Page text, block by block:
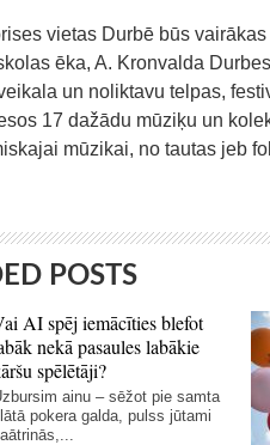
vietas Durbē būs
ēka, A. Kronvalda
un noliktavu telpas,
17 dažādu mūziķu un
mūzikai, no tautas jeb
POSTS
AI spēj iemācīties blefot
nekā pasaules labākie
spēlētāji?
ainu – sēžot pie samta
pokera galda, pulss jūtami